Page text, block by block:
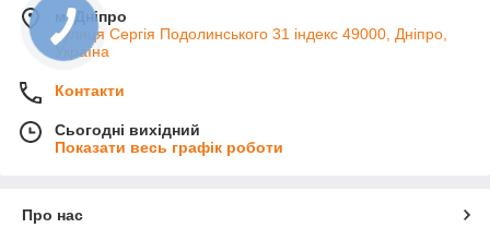
м. Дніпро
вулиця Сергія Подолинського 31 індекс 49000, Дніпро,
Україна
Контакти
Сьогодні вихідний
Показати весь графік роботи
Про нас